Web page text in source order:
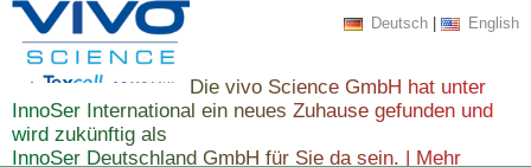
Deutsch English
Die vivo Science GmbH hat unter
InnoSer International ein neues Zuhause gefunden und
wird zukünftig als
InnoSer Deutschland GmbH für Sie da sein. | Mehr